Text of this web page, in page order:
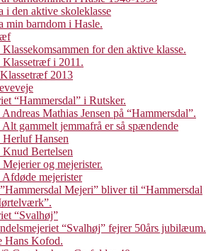
i den aktive skoleklasse
min barndom i Hasle.
Klassekomsammen for den aktive klasse.
Klassetræf i 2011.
2013
“Hammersdal” i Rutsker.
Andreas Mathias Jensen på “Hammersdal”.
Alt gammelt jemmafrå er så spændende
Herluf Hansen
Knud Bertelsen
Mejerier og mejerister.
Afdøde mejerister
Mejeri” bliver til “Hammersdal
“Svalhøj”
“Svalhøj” fejrer 50års jubilæum.
Hans Kofod.